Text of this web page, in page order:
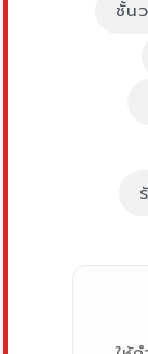
ชั้น